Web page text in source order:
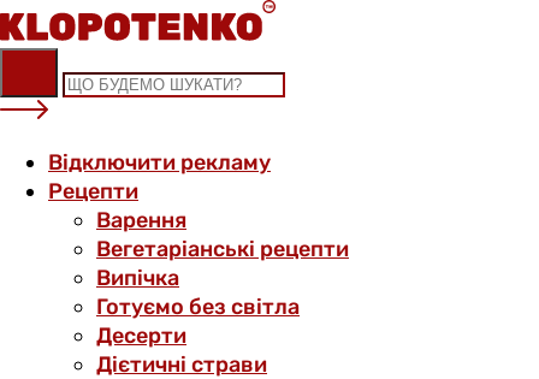
Skip
to
content
Відключити рекламу
Рецепти
Варення
Вегетаріанські рецепти
Випічка
Готуємо без світла
Десерти
Дієтичні страви